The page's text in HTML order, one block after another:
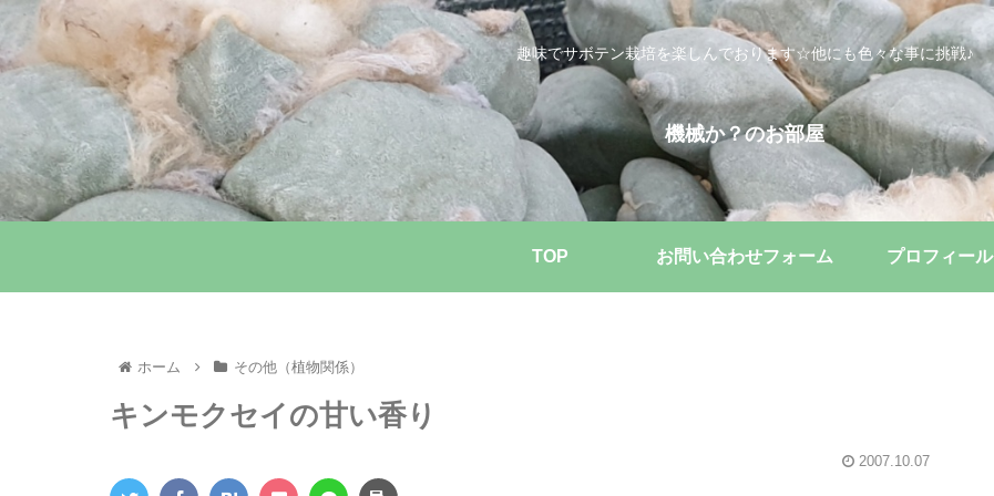
趣味でサボテン栽培を楽しんでおります☆他にも色々な事に挑戦♪
機械か？のお部屋
TOP お問い合わせフォーム プロフィール
ホーム その他（植物関係）
キンモクセイの甘い香り
2007.10.07